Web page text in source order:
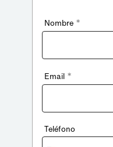
Nombre *
Email *
Teléfono